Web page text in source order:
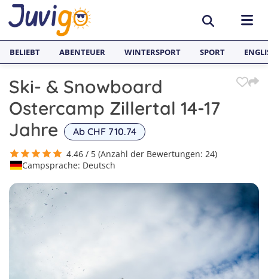
AKTIVITÄTEN
Sportcamps
Surfcamps
Outdoorcamps
Fussballcamps
Tenniscamps
REISEZIELE
Aargau
Basel
Bern
Freiburg
Graubünden
SPRACHFERIEN
Englisch Sprachferien England
Sprachferien Frankreich
Sprachferien Spanien
Sprachferien in der Schweiz
Spanien
Italien
Frankreich
BELIEBT ABENTEUER WINTERSPORT SPORT
Ski- & Snowboard
Ostercamp Zillertal 14-17
Jahre
Ab CHF 710.74
4.46 / 5 (Anzahl der Bewertungen: 24)
Campsprache: Deutsch